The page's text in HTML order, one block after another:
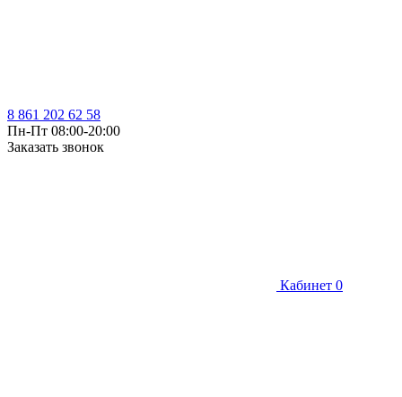
8 861 202 62 58
Пн-Пт 08:00-20:00
Заказать звонок
Кабинет 0